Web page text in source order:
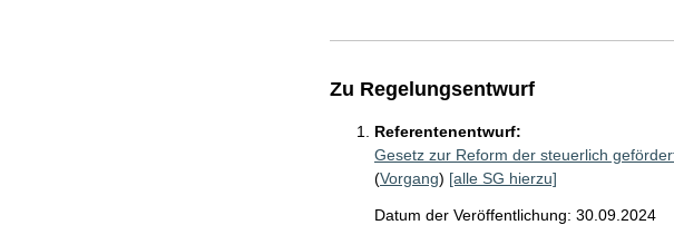
Zu Regelungsentwurf
Referentenentwurf:
Gesetz zur Reform der steuerlich
(Vorgang) [alle SG hierzu]
Datum der Veröffentlichung: 30.09.2024